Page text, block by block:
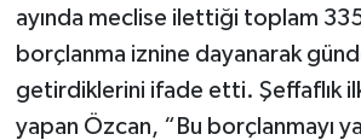
ayında meclise ilettiği toplam
borçlanma iznine dayanarak
getirdiklerini ifade etti. Şeffaflık
yapan Özcan, “Bu borçlanmayı